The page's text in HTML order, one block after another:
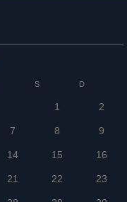
S D
1 2
7 8 9
14 15 16
21 22 23